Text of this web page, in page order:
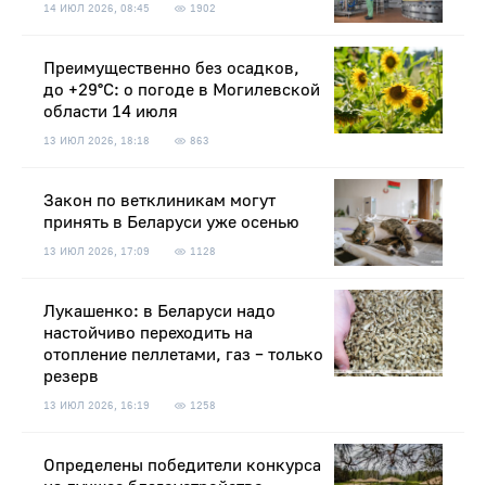
14 ИЮЛ 2026, 08:45 1902
Преимущественно без осадков,
до +29°С: о погоде в Могилевской
области 14 июля
13 ИЮЛ 2026, 18:18 863
Закон по ветклиникам могут
принять в Беларуси уже осенью
13 ИЮЛ 2026, 17:09 1128
Лукашенко: в Беларуси надо
настойчиво переходить на
отопление пеллетами, газ – только
резерв
13 ИЮЛ 2026, 16:19 1258
Определены победители конкурса